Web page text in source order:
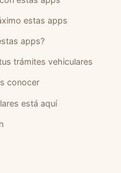
estas apps
apps?
trámites vehiculares
conocer
está aquí